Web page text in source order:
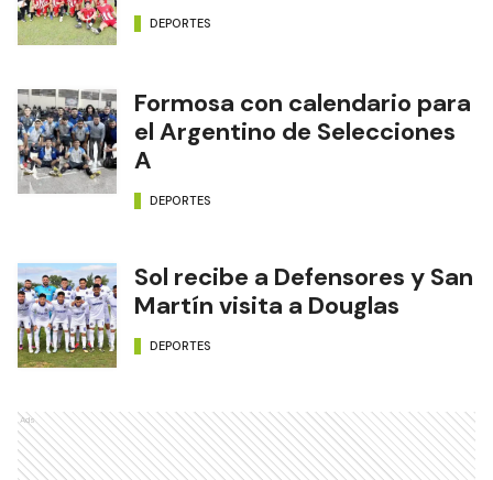
DEPORTES
Formosa con calendario para
el Argentino de Selecciones
A
DEPORTES
Sol recibe a Defensores y San
Martín visita a Douglas
DEPORTES
Ads